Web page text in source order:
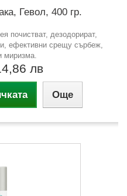
Гевол, 400 гр.
почистват, дезодорират,
ефективни срещу сърбеж,
миризма.
лв
Още